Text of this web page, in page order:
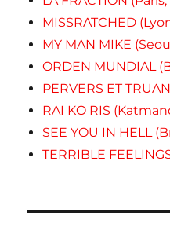
MISSRATCHED
MY MAN MIKE
ORDEN MUNDIAL
PERVERS ET
RAI KO RIS
SEE YOU IN HELL
TERRIBLE